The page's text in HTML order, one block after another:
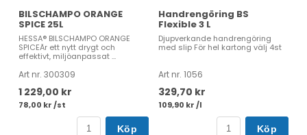
BILSCHAMPO ORANGE
SPICE 25L
HESSA® BILSCHAMPO ORANGE
SPICEÄr ett nytt drygt och
effektivt, miljöanpassat ...
Art nr. 300309
1 229,00 kr
78,00 kr /st
Köp
Handrengöring BS
Flexible 3 L
Djupverkande handrengöring
med slip För hel kartong välj 4st
Art nr. 1056
329,70 kr
109,90 kr /l
Köp